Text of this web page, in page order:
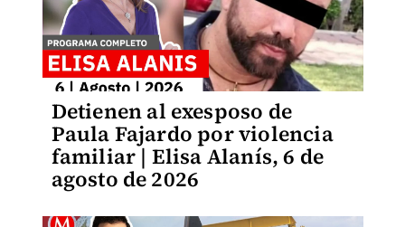
Detienen al exesposo de
Paula Fajardo por violencia
familiar | Elisa Alanís, 6 de
agosto de 2026